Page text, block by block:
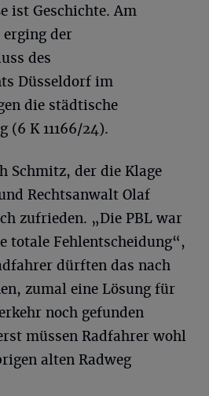
ist Geschichte. Am
der
des
Düsseldorf im
die städtische
(6 K 11166/24).
Schmitz, der die Klage
Rechtsanwalt Olaf
zufrieden. „Die PBL war
totale Fehlentscheidung“,
dürften das nach
zumal eine Lösung für
noch gefunden
müssen Radfahrer wohl
alten Radweg